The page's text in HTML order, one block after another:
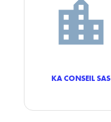
KA CONSEIL SAS